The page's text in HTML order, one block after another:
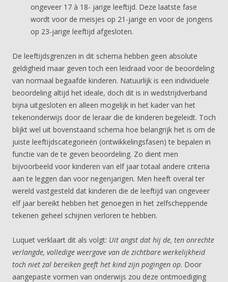
ongeveer 17 à 18- jarige leeftijd. Deze laatste fase
wordt voor de meisjes op 21-jarige en voor de jongens
op 23-jarige leeftijd afgesloten.
De leeftijdsgrenzen in dit schema hebben geen absolute
geldigheid maar geven toch een leidraad voor de beoordeling
van normaal begaafde kinderen. Natuurlijk is een individuele
beoordeling altijd het ideale, doch dit is in wedstrijdverband
bijna uitgesloten en alleen mogelijk in het kader van het
tekenonderwijs door de leraar die de kinderen begeleidt. Toch
blijkt wel uit bovenstaand schema hoe belangrijk het is om de
juiste leeftijdscategorieën (ontwikkelingsfasen) te bepalen in
functie van de te geven beoordeling. Zo dient men
bijvoorbeeld voor kinderen van elf jaar totaal andere criteria
aan te leggen dan voor negenjarigen. Men heeft overal ter
wereld vastgesteld dat kinderen die de leeftijd van ongeveer
elf jaar bereikt hebben het genoegen in het zelfscheppende
tekenen geheel schijnen verloren te hebben.
Luquet verklaart dit als volgt: Uit angst dat hij de, ten onrechte
verlangde, volledige weergave van de zichtbare werkelijkheid
toch niet zal bereiken geeft het kind zijn pogingen op. Door
aangepaste vormen van onderwijs zou deze ontmoediging